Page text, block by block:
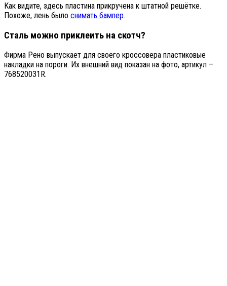
Как видите, здесь пластина прикручена к штатной решётке.
Похоже, лень было снимать бампер.
Сталь можно приклеить на скотч?
Фирма Рено выпускает для своего кроссовера пластиковые
накладки на пороги. Их внешний вид показан на фото, артикул –
768520031R.